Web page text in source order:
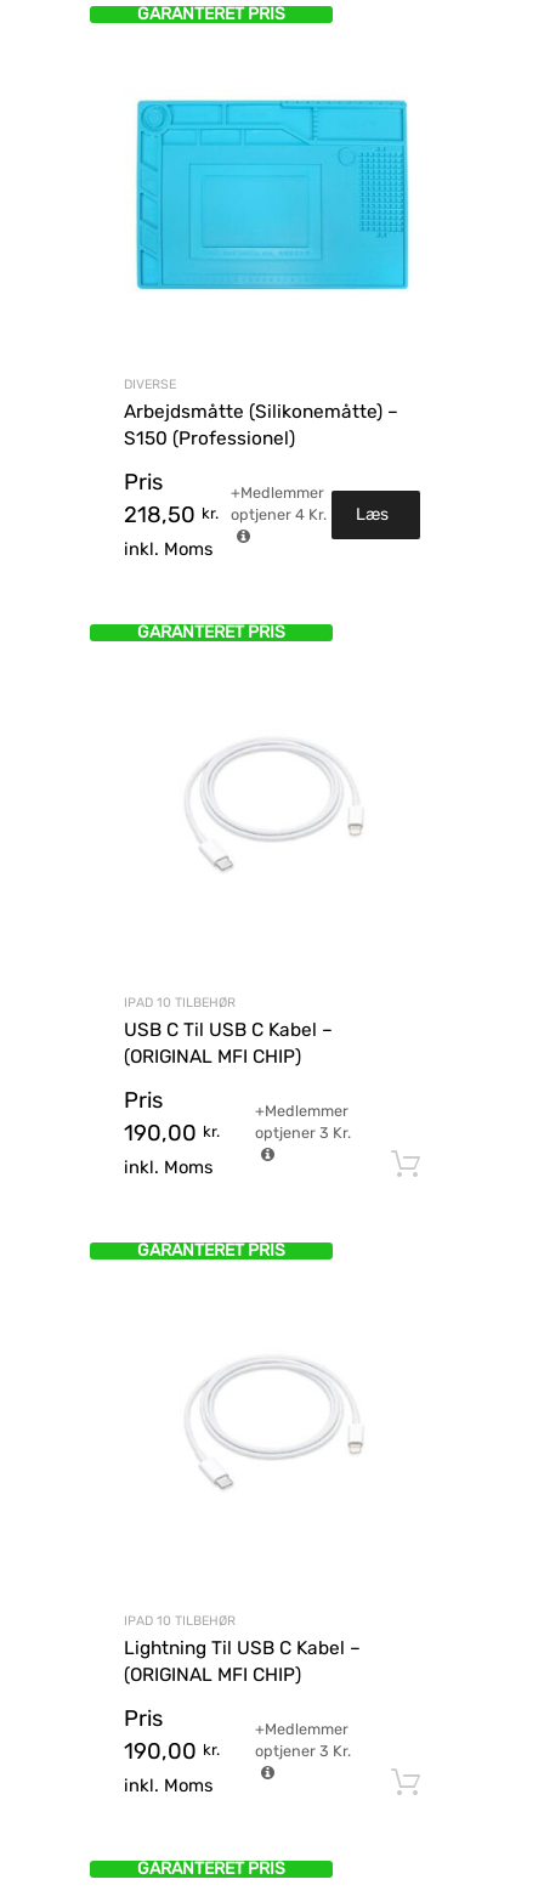
GARANTERET PRIS
DIVERSE
Arbejdsmåtte (Silikonemåtte) –
S150 (Professionel)
Pris
218,50 kr.
inkl. Moms
+Medlemmer
optjener 4Kr. Læs
GARANTERET PRIS
IPAD 10 TILBEHØR
USB C Til USB C Kabel –
(ORIGINAL MFI CHIP)
Pris
190,00 kr.
inkl. Moms
+Medlemmer
optjener3 Kr.
GARANTERET PRIS
IPAD 10 TILBEHØR
Lightning Til USB C Kabel –
(ORIGINAL MFI CHIP)
Pris
190,00 kr.
inkl. Moms
+Medlemmer
optjener3 Kr.
GARANTERET PRIS